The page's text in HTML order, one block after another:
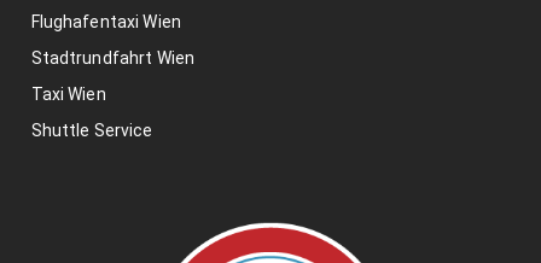
Flughafentaxi Wien
Stadtrundfahrt Wien
Taxi Wien
Shuttle Service